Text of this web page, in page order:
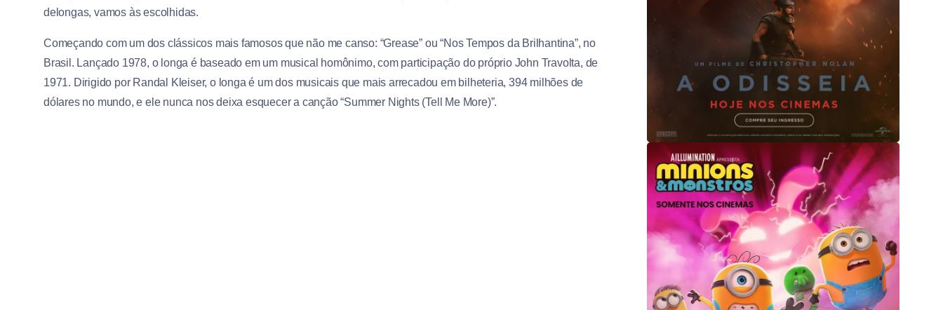
delongas, vamos às escolhidas.
Começando com um dos clássicos mais famosos que não me canso: “Grease” ou “Nos Tempos da Brilhantina”, no
Brasil. Lançado 1978, o longa é baseado em um musical homônimo, com participação do próprio John Travolta, de
1971. Dirigido por Randal Kleiser, o longa é um dos musicais que mais arrecadou em bilheteria,394 milhões de
dólares no mundo, e ele nunca nos deixa esquecer a canção “Summer Nights (Tell Me More)”.